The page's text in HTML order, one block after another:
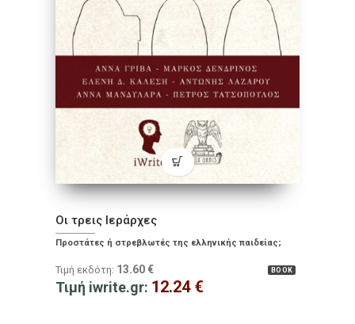
Οι τρεις Iεράρχες
Προστάτες ή στρεβλωτές της ελληνικής παιδείας;
BOOK
Τιμή εκδότη: 13.60 €
Τιμή iwrite.gr: 12.24 €